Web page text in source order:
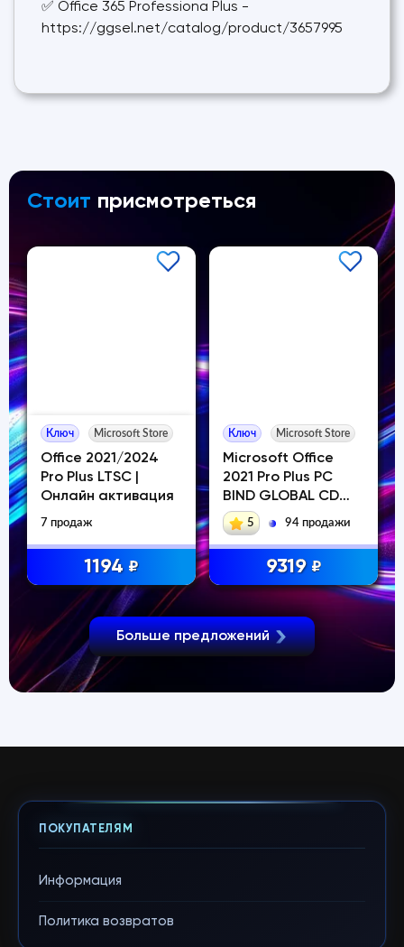
✅ Office 365 Professiona Plus -
https://ggsel.net/catalog/product/3657995
Стоит присмотреться
Ключ Microsoft Store
Office 2021/2024
Pro Plus LTSC |
Онлайн активация
7 продаж
1194 ₽
Ключ Microsoft Store
Microsoft Office
2021 Pro Plus PC
BIND GLOBAL CD
KEY
5 94 продажи
9319 ₽
Больше предложений
ПОКУПАТЕЛЯМ
Информация
Политика возвратов